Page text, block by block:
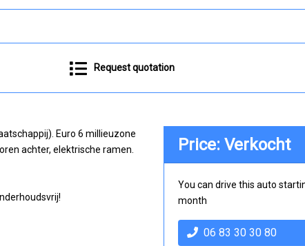
Request quotation
Euro 6 millieuzone
achter, elektrische ramen.
Price: Verkocht
You can drive this auto
month
06 83 30 30 80